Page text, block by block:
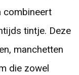
combineert
tintje. Deze
manchetten
die zowel